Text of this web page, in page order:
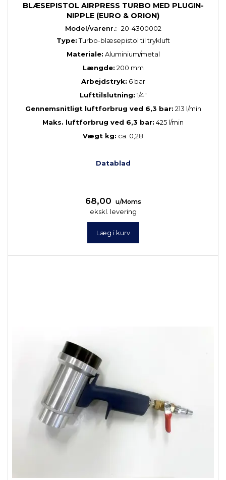
BLÆSEPISTOL AIRPRESS TURBO MED PLUGIN-
NIPPLE (EURO & ORION)
Model/varenr.: 20-4300002
Type:Turbo-blæsepistol til trykluft
Materiale: Aluminium/metal
Længde: 200 mm
Arbejdstryk: 6 bar
Lufttilslutning:1/4"
Gennemsnitligt luftforbrug ved 6,3 bar: 213 l/min
Maks. luftforbrug ved 6,3 bar: 425 l/min
Vægt kg: ca. 0,28
Datablad
68,00 u/Moms
ekskl. levering
Læg i kurv